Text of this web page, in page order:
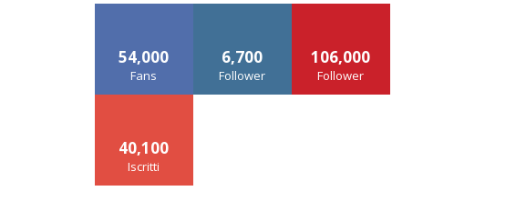
54,000
Fans
6,700
Follower
106,000
Follower
40,100
Iscritti